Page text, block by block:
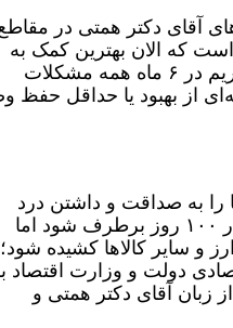
آقای دکتر همتی در
که الان بهترین کمک به
دولت می‌تواند یک اصلاح و تغییر و ترمیم در تیم اقتصادی باشد. ما انتظار نداریم در ۶ ماه همه مشکلات
از بهبود یا حداقل حفظ
را به صداقت و داشتن درد
محرومین می‌شناسیم»، اظهار کرد: پیشتر گفتم که انتظار نداریم مشکلات در ۱۰۰ روز برطرف شود اما
و سایر کالاها کشیده شود؛
دولت و وزارت اقتصاد
زبان آقای دکتر همتی و